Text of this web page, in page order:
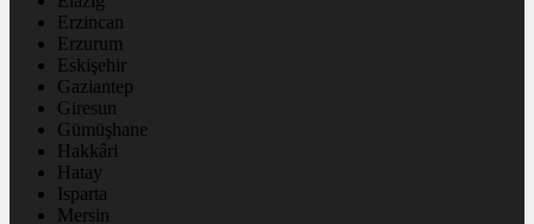
Erzincan
Erzurum
Eskişehir
Gaziantep
Giresun
Gümüşhane
Hakkâri
Hatay
Isparta
Mersin